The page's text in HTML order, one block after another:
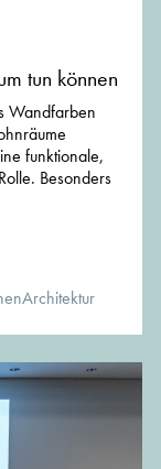
tun können
Wandfarben
funktionale,
Besonders